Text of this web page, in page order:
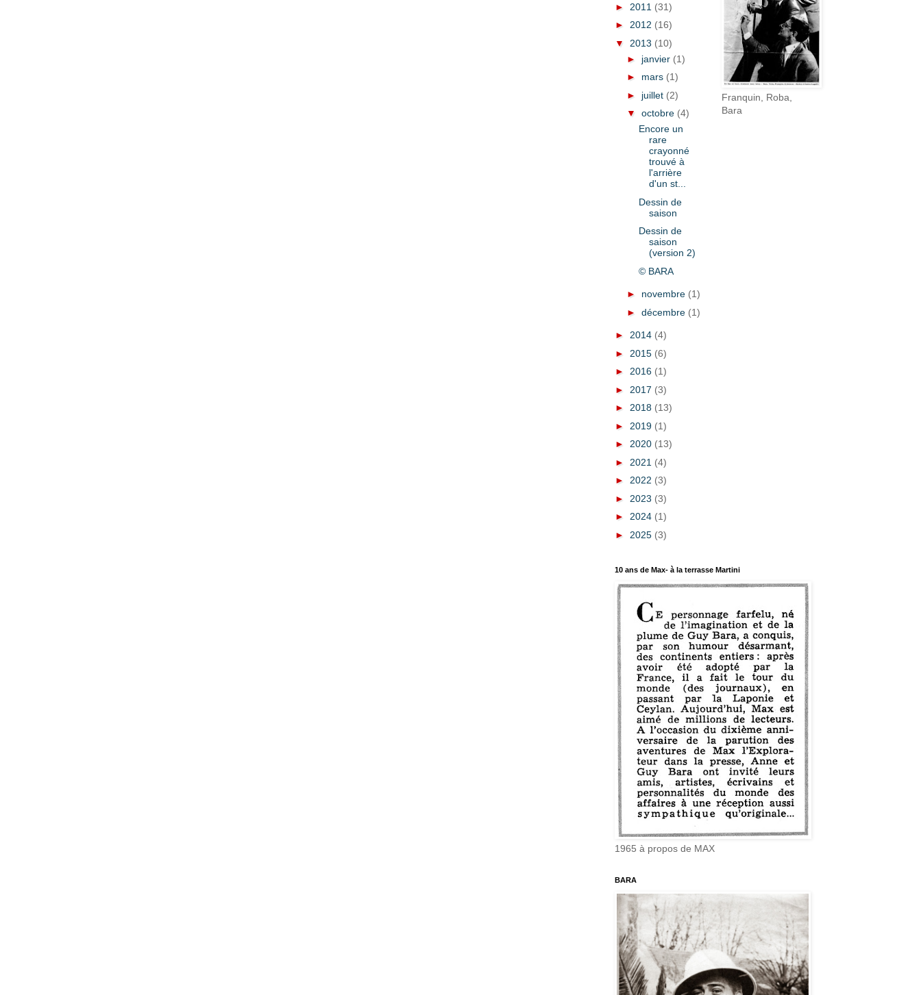
► 2011 (31)
► 2012 (16)
▼ 2013 (10)
► janvier (1)
► mars (1)
► juillet (2)
▼ octobre (4)
Encore un
rare
crayonné
trouvé à
l'arrière
d'un st...
Dessin de
saison
Dessin de
saison
(version 2)
© BARA
► novembre (1)
► décembre (1)
► 2014 (4)
► 2015 (6)
► 2016 (1)
► 2017 (3)
► 2018 (13)
► 2019 (1)
► 2020 (13)
► 2021 (4)
► 2022 (3)
► 2023 (3)
► 2024 (1)
► 2025 (3)
Franquin, Roba,
Bara
10 ans de Max- à la terrasse Martini
1965 à propos de MAX
BARA